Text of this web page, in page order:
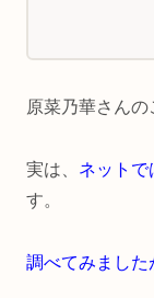
原菜乃華さん
実は、 ネットで
す。
調べてみました